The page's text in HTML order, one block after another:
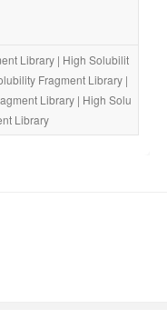
Library | High Solubilit
Fragment Library
Library | High Solu
Library